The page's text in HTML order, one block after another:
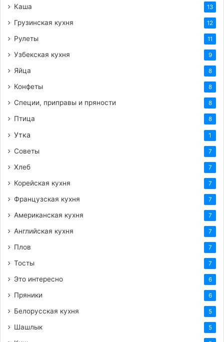
Каша 13
Грузинская кухня 12
Рулеты 11
Узбекская кухня 9
Яйца 8
Конфеты 8
Специи, приправы и пряности 8
Птица 8
Утка 1
Советы 7
Хлеб 7
Корейская кухня 7
Французская кухня 7
Американская кухня 7
Английская кухня 7
Плов 7
Тосты 7
Это интересно 6
Пряники 6
Белорусская кухня 5
Шашлык 5